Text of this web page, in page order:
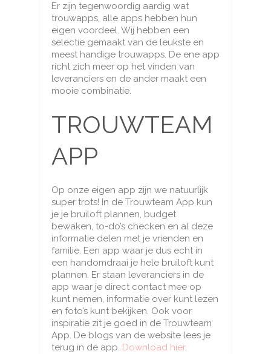
Er zijn tegenwoordig aardig wat
trouwapps, alle apps hebben hun
eigen voordeel. Wij hebben een
selectie gemaakt van de leukste en
meest handige trouwapps. De ene app
richt zich meer op het vinden van
leveranciers en de ander maakt een
mooie combinatie.
TROUWTEAM
APP
Op onze eigen app zijn we natuurlijk
super trots! In de Trouwteam App kun
je je bruiloft plannen, budget
bewaken, to-do’s checken en al deze
informatie delen met je vrienden en
familie. Een app waar je dus echt in
een handomdraai je hele bruiloft kunt
plannen. Er staan leveranciers in de
app waar je direct contact mee op
kunt nemen, informatie over kunt lezen
en foto’s kunt bekijken. Ook voor
inspiratie zit je goed in de Trouwteam
App. De blogs van de website lees je
terug in de app. Download hier.